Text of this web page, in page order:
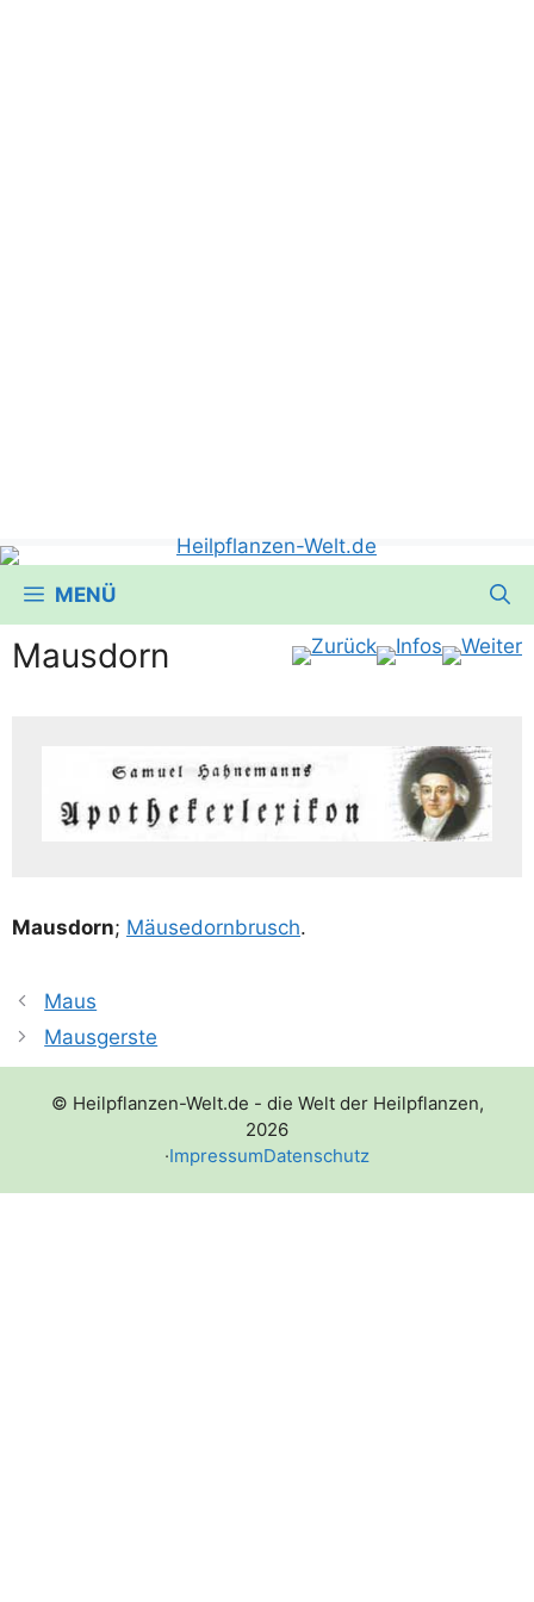
MENÜ
Mausdorn
Maus­dorn; Mäu­se­dorn­brusch.
Maus
Mausgerste
© Heilpflanzen-Welt.de - die Welt der Heilpflanzen,
2026
·ImpressumDatenschutz